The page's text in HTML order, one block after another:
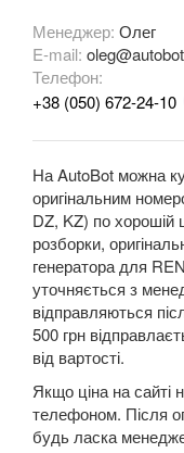
Captur (J5)
Clio III (BR, CR,
Duster (FE, HS)
Fluence (L3, B3)
Espace IV (JK0)
Grand Espace
Kadjar
Менеджер: Олег
E-mail:
Телефон:
+38 (050) 672-24-10
На AutoBot можна
оригінальним
DZ, KZ) по хорошій
розборки,
генератора для
уточняється з
відправляються
500 грн
від вартості.
Якщо ціна на сайті
телефоном. Після
будь ласка